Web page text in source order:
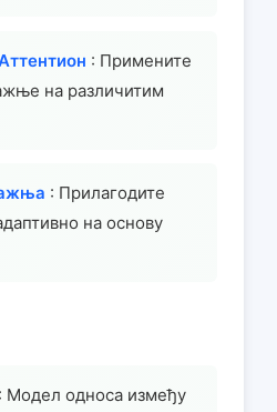
: Примените
на различитим
: Прилагодите
на основу
: Модел односа између